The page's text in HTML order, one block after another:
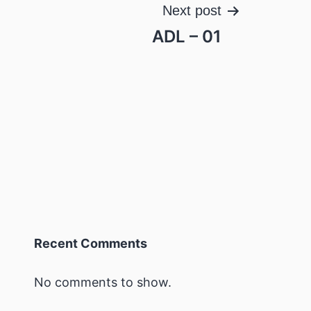
Next post
ADL – 01
Recent Comments
No comments to show.